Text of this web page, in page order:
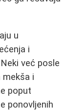
u
i
već posle
i
poput
ponovljenih